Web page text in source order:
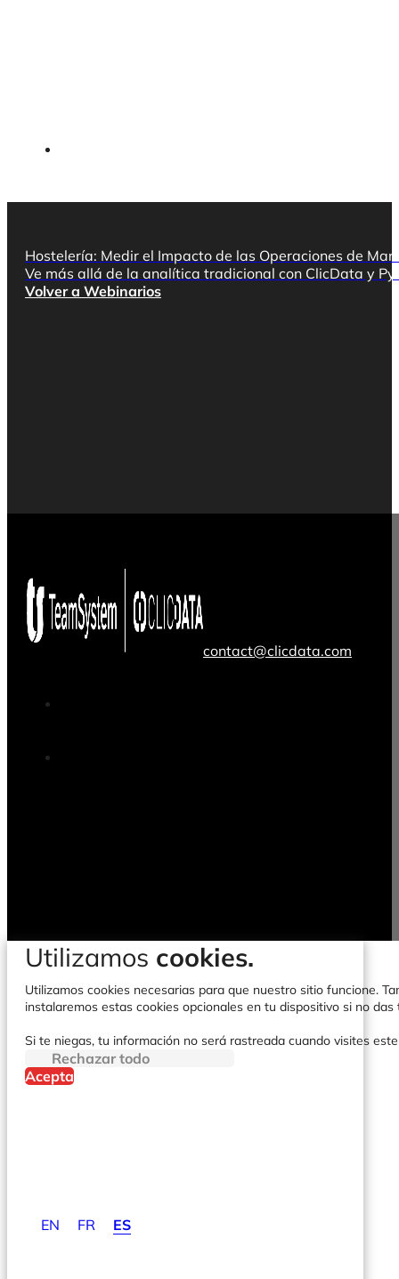
Hostelería: Medir el Impacto de las Operaciones de
Ve más allá de la analítica tradicional con ClicData y
Volver a Webinarios
contact@clicdata.com
EN FR ES
Utilizamos cookies.
Utilizamos cookies necesarias para que nuestro sitio funcione.
instalaremos estas cookies opcionales en tu dispositivo si no
Si te niegas, tu información no será rastreada cuando visites
Rechazar todo
Acepta